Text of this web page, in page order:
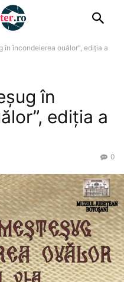
în încondeierea ouălor”, ediția a
în
ediția a
0